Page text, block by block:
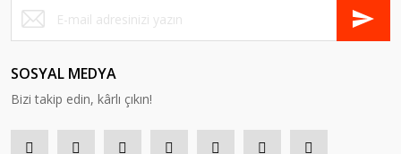
SOSYAL MEDYA
Bizi takip edin, kârlı çıkın!